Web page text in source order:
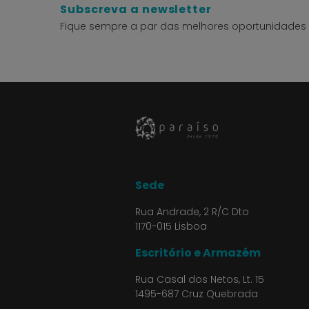
Subscreva a newsletter
Fique sempre a par das melhores
Sede
Rua Andrade, 2 R/C Dto
1170-015 Lisboa
Escritório e Armazém
Rua Casal dos Netos, Lt. 15
1495-687 Cruz Quebrada